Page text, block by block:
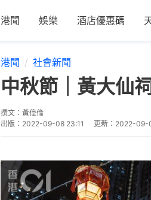
港聞 娛樂 酒店優惠碼
港聞 社會新聞
中秋節｜黃大仙
撰文： 黃偉倫
出版： 2022-09-08 23:11 更新： 2022-09-